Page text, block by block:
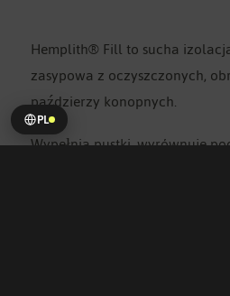
Hemplith® Fill to sucha
zasypowa z oczyszczonych,
paździerzy konopnych.
Wypełnia pustki, wyrównuje
PL